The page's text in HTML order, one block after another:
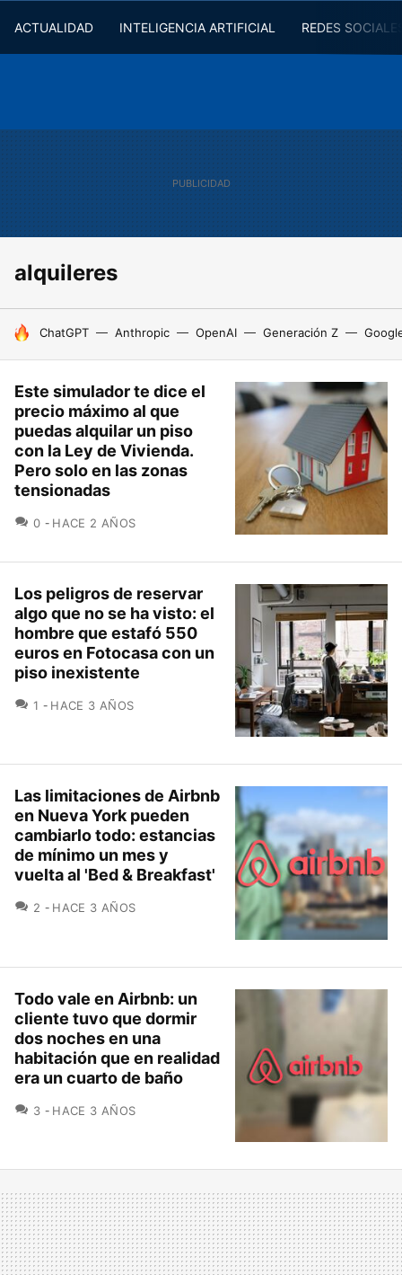
ACTUALIDAD INTELIGENCIA ARTIFICIAL REDES
alquileres
HOY SE HABLA DE
ChatGPT Anthropic OpenAI Generación Z
Este simulador te dice el
precio máximo al que
puedas alquilar un piso
con la Ley de Vivienda.
Pero solo en las zonas
tensionadas
0 COMENTARIOS
HACE 2 AÑOS
Los peligros de reservar
algo que no se ha visto: el
hombre que estafó 550
euros en Fotocasa con un
piso inexistente
1 COMENTARIOS
HACE 3 AÑOS
Las limitaciones de Airbnb
en Nueva York pueden
cambiarlo todo: estancias
de mínimo un mes y
vuelta al 'Bed & Breakfast'
2 COMENTARIOS
HACE 3 AÑOS
Todo vale en Airbnb: un
cliente tuvo que dormir
dos noches en una
habitación que en realidad
era un cuarto de baño
3 COMENTARIOS
HACE 3 AÑOS